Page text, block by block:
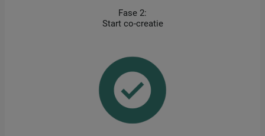
Fase 2:
Start co-creatie